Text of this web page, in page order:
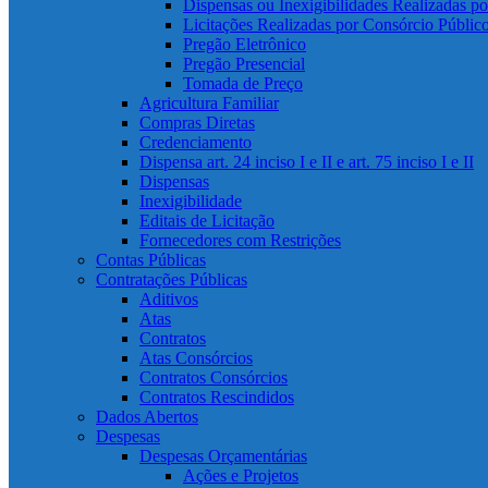
Dispensas ou Inexigibilidades Realizadas
Licitações Realizadas por Consórcio
Pregão Eletrônico
Pregão Presencial
Tomada de Preço
Agricultura Familiar
Compras Diretas
Credenciamento
Dispensa art. 24 inciso I e II e art. 75 inciso I e II
Dispensas
Inexigibilidade
Editais de Licitação
Fornecedores com Restrições
Contas Públicas
Contratações Públicas
Aditivos
Atas
Contratos
Atas Consórcios
Contratos Consórcios
Contratos Rescindidos
Dados Abertos
Despesas
Despesas Orçamentárias
Ações e Projetos